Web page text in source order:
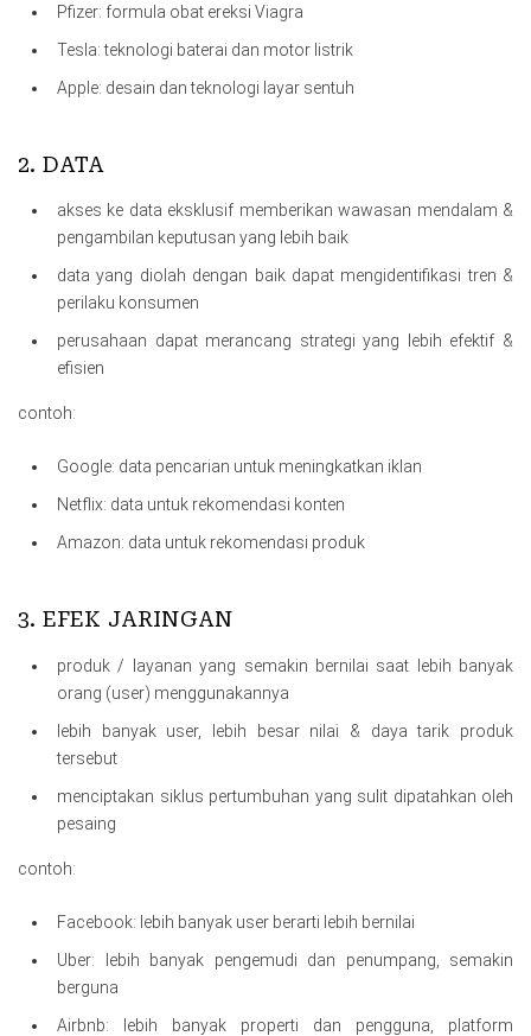
Pfizer: formula obat ereksi Viagra
Tesla: teknologi baterai dan motor listrik
Apple: desain dan teknologi layar sentuh
2. DATA
akses ke data eksklusif memberikan wawasan mendalam &
pengambilan keputusan yang lebih baik
data yang diolah dengan baik dapat mengidentifikasi tren &
perilaku konsumen
perusahaan dapat merancang strategi yang lebih efektif &
efisien
contoh:
Google: data pencarian untuk meningkatkan iklan
Netflix: data untuk rekomendasi konten
Amazon: data untuk rekomendasi produk
3. EFEK JARINGAN
produk / layanan yang semakin bernilai saat lebih banyak
orang (user) menggunakannya
lebih banyak user, lebih besar nilai & daya tarik produk
tersebut
menciptakan siklus pertumbuhan yang sulit dipatahkan oleh
pesaing
contoh:
Facebook: lebih banyak user berarti lebih bernilai
Uber: lebih banyak pengemudi dan penumpang, semakin
berguna
Airbnb: lebih banyak properti dan pengguna, platform